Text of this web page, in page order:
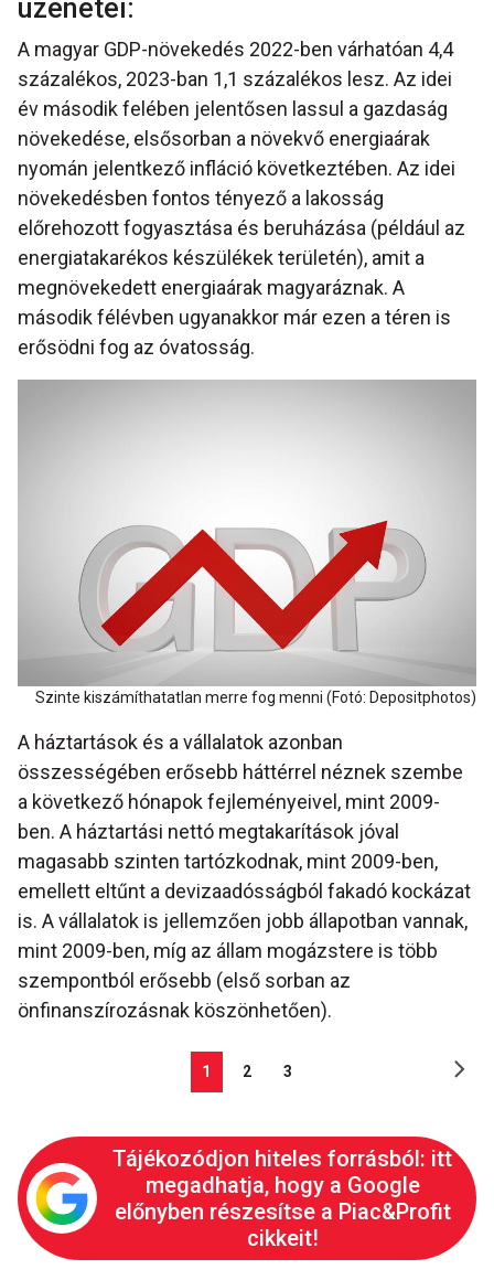
üzenetei:
A magyar GDP-növekedés 2022-ben várhatóan 4,4
százalékos, 2023-ban 1,1 százalékos lesz. Az idei
év második felében jelentősen lassul a gazdaság
növekedése, elsősorban a növekvő energiaárak
nyomán jelentkező infláció következtében. Az idei
növekedésben fontos tényező a lakosság
előrehozott fogyasztása és beruházása (például az
energiatakarékos készülékek területén), amit a
megnövekedett energiaárak magyaráznak. A
második félévben ugyanakkor már ezen a téren is
erősödni fog az óvatosság.
Szinte kiszámíthatatlan merre fog menni (Fotó: Depositphotos)
A háztartások és a vállalatok azonban
összességében erősebb háttérrel néznek szembe
a következő hónapok fejleményeivel, mint 2009-
ben. A háztartási nettó megtakarítások jóval
magasabb szinten tartózkodnak, mint 2009-ben,
emellett eltűnt a devizaadósságból fakadó kockázat
is. A vállalatok is jellemzően jobb állapotban vannak,
mint 2009-ben, míg az állam mogázstere is több
szempontból erősebb (első sorban az
önfinanszírozásnak köszönhetően).
1 2 3
Tájékozódjon hiteles forrásból: itt
megadhatja, hogy a Google
előnyben részesítse a Piac&Profit
cikkeit!